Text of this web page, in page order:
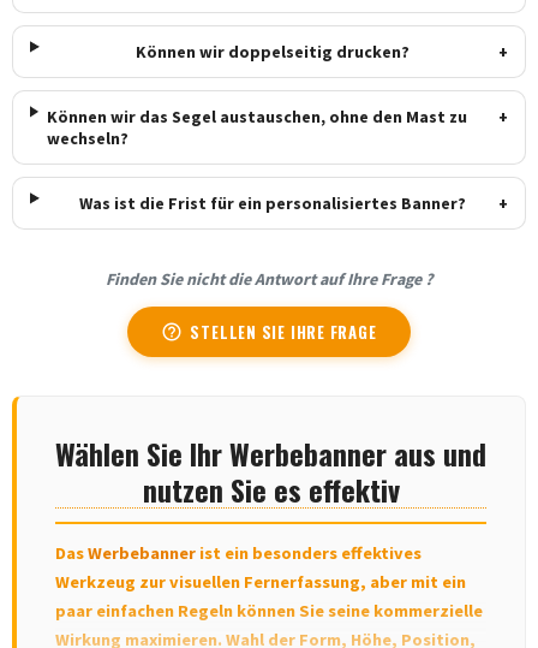
Können wir doppelseitig drucken? +
Können wir das Segel austauschen, ohne den Mast zu
wechseln?
+
Was ist die Frist für ein personalisiertes Banner? +
Finden Sie nicht die Antwort auf Ihre Frage ?
help_outline STELLEN SIE IHRE FRAGE
Wählen Sie Ihr Werbebanner aus und
nutzen Sie es effektiv
DasWerbebanner ist ein besonders effektives
Werkzeug zur visuellen Fernerfassung, aber mit ein
paar einfachen Regeln können Sie seine kommerzielle
Wirkung maximieren. Wahl der Form, Höhe, Position,